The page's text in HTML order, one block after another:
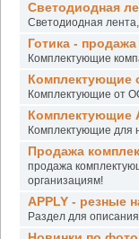
Светодиодная
Светодиодная
Готика -
Комплектующие
Комплектующие
Комплектующие от
Комплектующие
Комплектующие для
Продажа
продажа
организациям!
APPLY - резные
Раздел для